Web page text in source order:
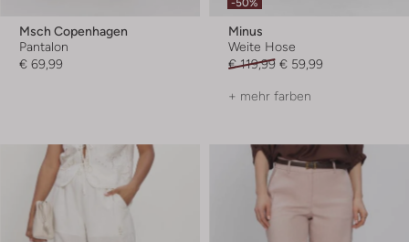
Msch Copenhagen
Pantalon
€ 69,99
-50%
Minus
Weite Hose
€ 119,99 € 59,99
+ mehr farben